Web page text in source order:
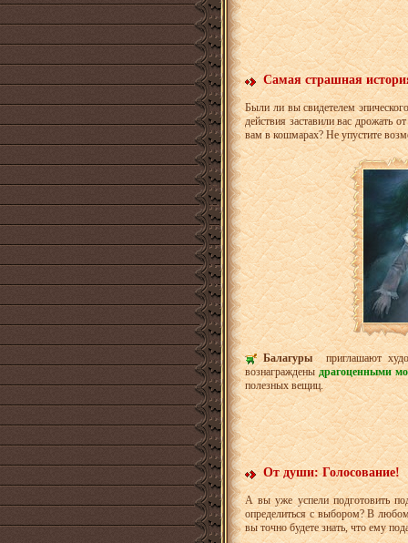
Самая страшная
Были ли вы свидетелем
действия заставили вас дрожать
вам в кошмарах? Не упустите
Балагурыприглашают
вознагражденыдрагоценными
полезных вещиц.
От души: Голосование!
А вы уже успели подготовить
определиться с выбором? В
вы точно будете знать, что ему